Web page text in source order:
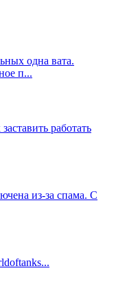
одна вата.
п...
работать
из-за спама. С